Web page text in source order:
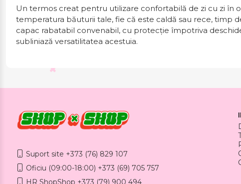
Un termos creat pentru utilizare confortabilă de zi cu zi în
temperatura băuturii tale, fie că este caldă sau rece, timp
capac rabatabil convenabil, cu protecție împotriva
subliniază versatilitatea acestuia.
Suport site +373 (76) 829 107
Oficiu (09:00-18:00) +373 (69) 705 757
HR ShopShop +373 (79) 900 494